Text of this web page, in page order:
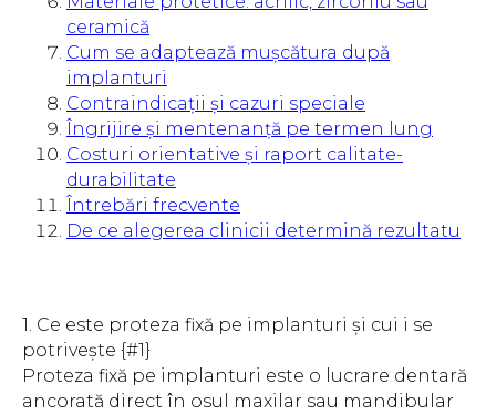
ceramică
Cum se adaptează mușcătura după
implanturi
Contraindicații și cazuri speciale
Îngrijire și mentenanță pe termen lung
Costuri orientative și raport calitate-
durabilitate
Întrebări frecvente
De ce alegerea clinicii determină rezultatu
1. Ce este proteza fixă pe implanturi și cui i se
potrivește {#1}
Proteza fixă pe implanturi este o lucrare dentară
ancorată direct în osul maxilar sau mandibular